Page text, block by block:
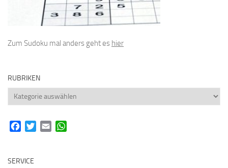
Zum Sudoku mal anders geht es hier
RUBRIKEN
Rubriken
FacebookTwitterEmail
SERVICE